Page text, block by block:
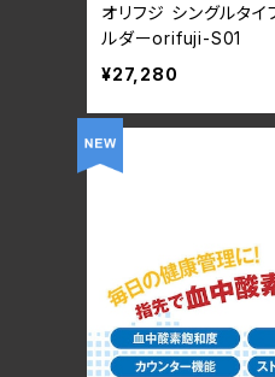
オリフジ シングルタ
ルダーorifuji-S01
¥27,280